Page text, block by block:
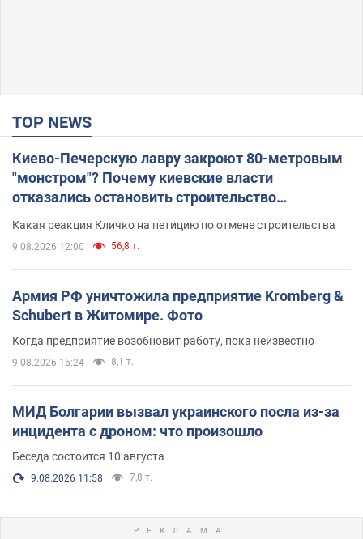
TOP NEWS
Киево-Печерскую лавру закроют 80-метровым
"монстром"? Почему киевские власти
отказались остановить строительство
Какая реакция Кличко на петицию по отмене строительства
9.08.2026 12:00 56,8 т.
Армия РФ уничтожила предприятие Kromberg &
Schubert в Житомире. Фото
Когда предприятие возобновит работу, пока неизвестно
9.08.2026 15:24 8,1 т.
МИД Болгарии вызвал украинского посла из-за
инцидента с дроном: что произошло
Беседа состоится 10 августа
9.08.2026 11:58 7,8 т.